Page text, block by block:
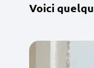
Voici